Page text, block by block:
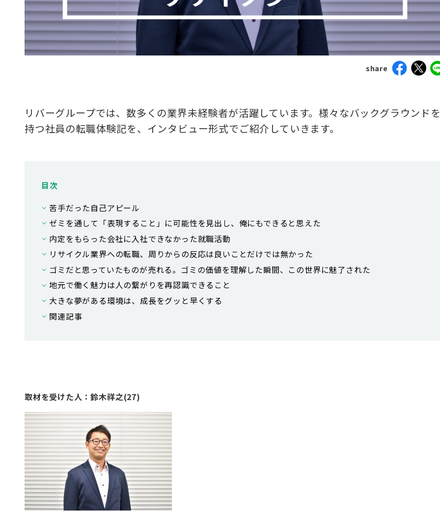
share
リバーグループでは、数多くの業界未経験者が活躍しています。様々なバックグラウンド
持つ社員の転職体験記を、インタビュー形式でご紹介していきます。
目次
苦手だった自己アピール
ゼミを通して「表現すること」に可能性を見出し、俺にもできると思えた
内定をもらった会社に入社できなかった就職活動
リサイクル業界への転職、周りからの反応は良いことだけでは無かった
ゴミだと思っていたものが売れる。ゴミの価値を理解した瞬間、この世界に魅了された
地元で働く魅力は人の繋がりを再認識できること
大きな夢がある環境は、成長をグッと早くする
関連記事
取材を受けた人：鈴木祥之(27)